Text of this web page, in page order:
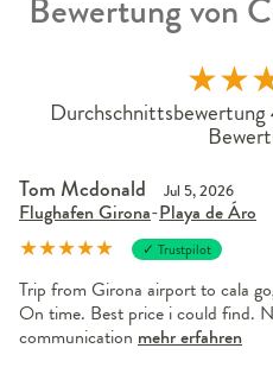
Bewertung von
★★
Tom Mcdonald Jul 5, 2026
Flughafen Girona-Playa de Áro
★★★★★ ✓ Trustpilot
Trip from Girona airport to cala
On time. Best price i could find.
communication mehr erfahren